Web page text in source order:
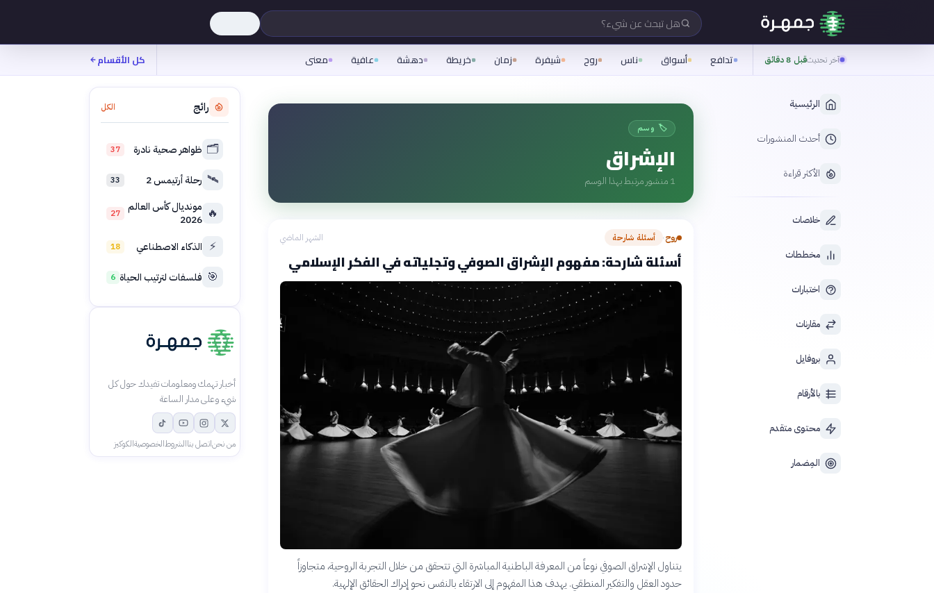
هل تبحث عن شيء؟
آخر تحديثقبل 8 دقائق تدافع أسواق ناس روح شيفرة زمان خريطة دهشة عافية معنى كل الأقسام
الرئيسية
أحدث المنشورات
الأكثر قراءة
خلاصات
مخططات
اختبارات
مقارنات
بروفايل
بالأرقام
محتوى متقدم
المِضمار
🏷️ وسم
الإشراق
1 منشور مرتبط بهذا الوسم
روح› أسئلة شارحة الشهر الماضي
أسئلة شارحة: مفهوم الإشراق الصوفي وتجلياته في الفكر الإسلامي
يتناول الإشراق الصوفي نوعاً من المعرفة الباطنية المباشرة التي تتحقق من خلال التجربة الروحية، متجاوزاً
حدود العقل والتفكير المنطقي. يهدف هذا المفهوم إلى الارتقاء بالنفس نحو إدراك الحقائق الإلهية.
رائج الكل
🗂️ ظواهر صحية نادرة 37
🛰️ رحلة أرتيمس 2 33
🔥 مونديال كأس العالم
2026
27
⚡ الذكاء الاصطناعي 18
🎯 فلسفات لترتيب الحياة 6
أخبار تهمك ومعلومات تفيدك حول كل
شيء وعلى مدار الساعة
من نحناتصل بناالشروطالخصوصيةالكوكيز